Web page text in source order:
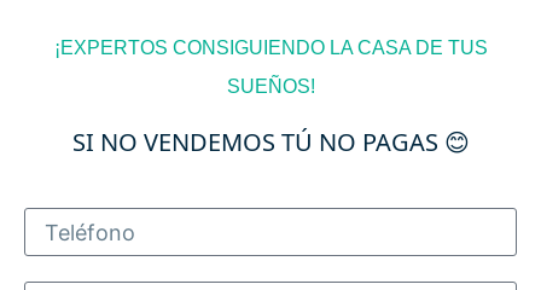
¡EXPERTOS CONSIGUIENDO LA CASA DE TUS
SUEÑOS!
SI NO VENDEMOS TÚ NO PAGAS 😊